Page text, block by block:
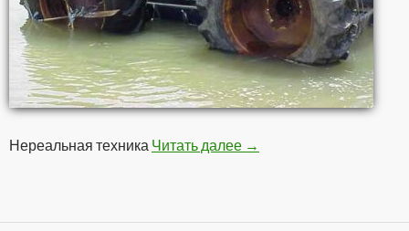
Нереальная техника Читать далее Это вам не шубу в
→